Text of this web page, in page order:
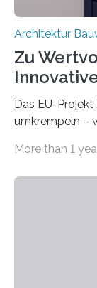
Architektur
Zu
Das EU-Projekt
umkrempeln –
Datenbank
More than 1